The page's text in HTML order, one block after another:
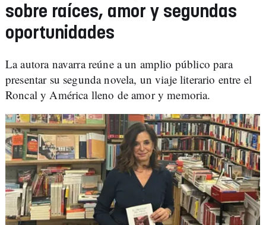
sobre raíces, amor y segundas
oportunidades
La autora navarra reúne a un amplio público para
presentar su segunda novela, un viaje literario entre el
Roncal y América lleno de amor y memoria.